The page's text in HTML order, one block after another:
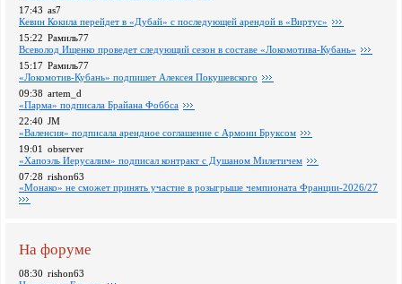
17:43 as7
Кевин Кокила перейдет в «Дубай» с последующей арендой в «Виртус»
15:22 Рамиль77
Всеволод Ищенко проведет следующий сезон в составе «Локомотива-Кубань»
15:17 Рамиль77
«Локомотив-Кубань» подпишет Алексея Покушевского
09:38 artem_d
«Парма» подписала Брайана Фоббса
22:40 JM
«Валенсия» подписала арендное соглашение с Армони Бруксом
19:01 observer
«Хапоэль Иерусалим» подписал контракт с Душаном Милетичем
07:28 rishon63
«Монако» не сможет принять участие в розыгрыше чемпионата Франции-2026/27
На форуме
08:30 rishon63